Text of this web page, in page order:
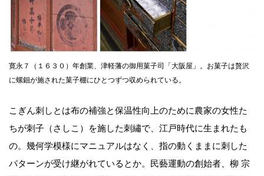
寛永７（１６３０）年創業、津軽藩の御用菓子司「大阪屋」。お菓子は贅沢
に螺鈿が施された菓子棚にひとつずつ収められている。
こぎん刺しとは布の補強と保温性向上のために農家の女性た
ちが刺子（さしこ）を施した刺繡で、江戸時代に生まれたも
の。幾何学模様にマニュアルはなく、指の動くままに刺した
パターンが受け継がれているとか。民藝運動の創始者、柳 宗